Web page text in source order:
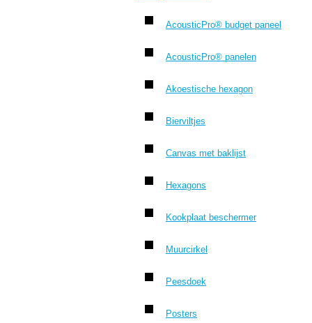
AcousticPro® budget paneel
AcousticPro® panelen
Akoestische hexagon
Bierviltjes
Canvas met baklijst
Hexagons
Kookplaat beschermer
Muurcirkel
Peesdoek
Posters